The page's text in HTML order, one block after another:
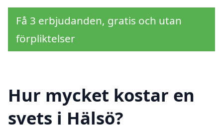
Få 3 erbjudanden, gratis och utan
förpliktelser
Hur mycket kostar en
svets i Hälsö?